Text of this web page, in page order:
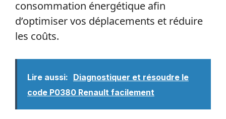
consommation énergétique afin
d’optimiser vos déplacements et réduire
les coûts.
Lire aussi: Diagnostiquer et résoudre le
code P0380 Renault facilement